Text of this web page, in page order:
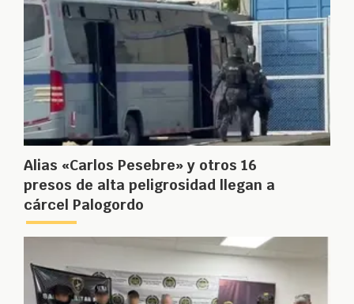
Alias «Carlos Pesebre» y otros 16
presos de alta peligrosidad llegan a
cárcel Palogordo